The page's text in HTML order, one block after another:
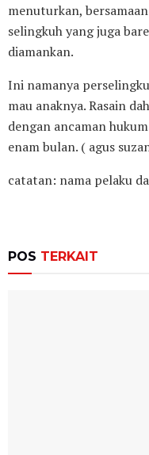
menuturkan,
selingkuh yang juga
diamankan.
Ini namanya
mau anaknya. Rasain
dengan ancaman
enam bulan. ( agus
catatan: nama pelaku
POS TERKAIT